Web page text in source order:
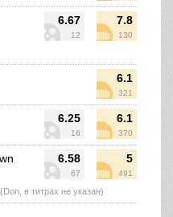
6.67
12
7.8
130
6.1
321
6.25
16
6.1
370
6.58
67
5
491
в титрах не указан)